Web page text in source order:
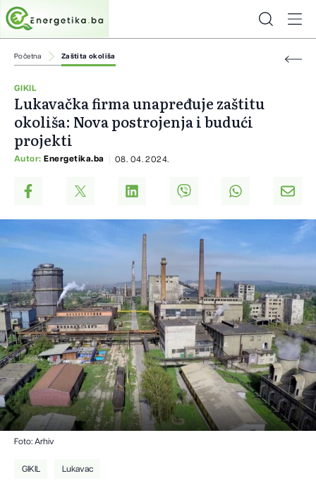
Početna Zaštita okoliša
GIKIL
Lukavačka firma unapređuje zaštitu
okoliša: Nova postrojenja i budući
projekti
Autor: Energetika.ba 08. 04. 2024.
Foto: Arhiv
GIKIL Lukavac